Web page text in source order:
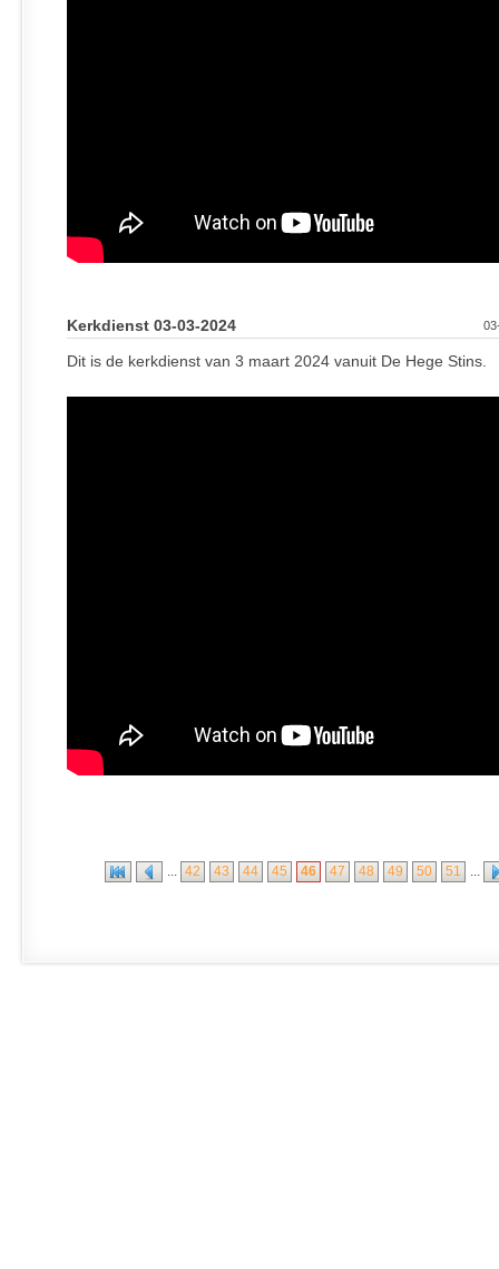
Kerkdienst 03-03-2024
Dit is de kerkdienst van 3 maart 2024 vanuit De Hege Stins.
... 42 43 44 45 46 47 48 49 50 51 ...